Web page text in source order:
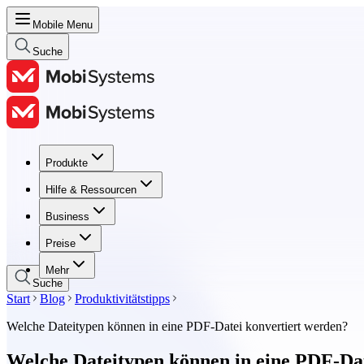
Mobile Menu
Suche
Produkte
Hilfe & Ressourcen
Business
Preise
Mehr
Produkte
Hilfe & Ressourcen
Business
Preise
Suche
Start Blog
Produktivitätstipps
Welche Dateitypen können in eine PDF-Datei konvertiert werden?